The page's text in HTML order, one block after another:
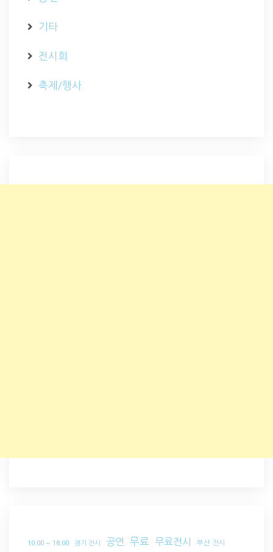
기타
전시회
축제/행사
10:00 ~ 18:00 경기 전시 공연 무료 무료전시 부산 전시